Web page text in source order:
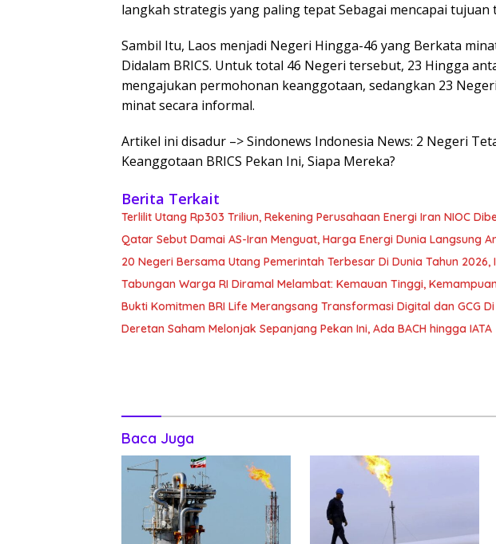
langkah strategis yang paling tepat Sebagai mencapai tujuan
Sambil Itu, Laos menjadi Negeri Hingga-46 yang Berkata
Didalam BRICS. Untuk total 46 Negeri tersebut, 23 Hingga
mengajukan permohonan keanggotaan, sedangkan 23
minat secara informal.
Artikel ini disadur –> Sindonews Indonesia News: 2 Negeri
Keanggotaan BRICS Pekan Ini, Siapa Mereka?
Berita Terkait
Terlilit Utang Rp303 Triliun, Rekening Perusahaan Energi Iran NIOC
Qatar Sebut Damai AS-Iran Menguat, Harga Energi Dunia Langsung
20 Negeri Bersama Utang Pemerintah Terbesar Di Dunia Tahun
Tabungan Warga RI Diramal Melambat: Kemauan Tinggi,
Bukti Komitmen BRI Life Merangsang Transformasi Digital dan GCG
Deretan Saham Melonjak Sepanjang Pekan Ini, Ada BACH hingga IATA
Baca Juga